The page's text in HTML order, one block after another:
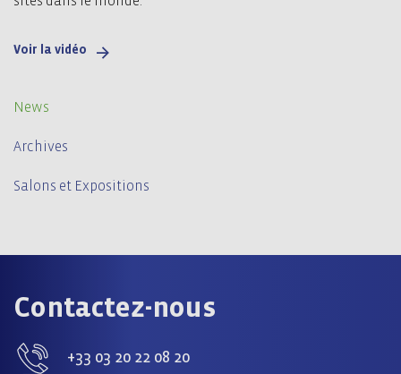
News
Archives
Salons et Expositions
Voir la vidéo
Contactez-nous
+33 03 20 22 08 20